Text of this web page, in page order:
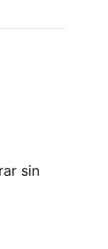
sin